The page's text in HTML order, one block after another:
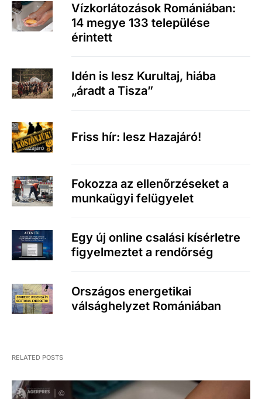
Vízkorlátozások Romániában:
14 megye 133 települése
érintett
Idén is lesz Kurultaj, hiába
„áradt a Tisza”
Friss hír: lesz Hazajáró!
Fokozza az ellenőrzéseket a
munkaügyi felügyelet
Egy új online csalási kísérletre
figyelmeztet a rendőrség
Országos energetikai
válsághelyzet Romániában
RELATED POSTS